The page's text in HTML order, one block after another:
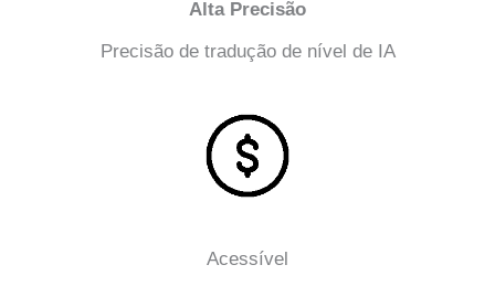
Alta Precisão
Precisão de tradução de nível de IA
Acessível